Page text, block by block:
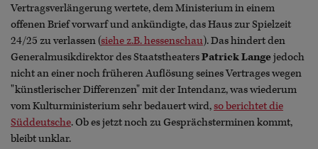
Vertragsverlängerung wertete, dem Ministerium in einem
offenen Brief vorwarf und ankündigte, das Haus zur Spielzeit
24/25 zu verlassen (siehe z.B. hessenschau). Das hindert den
Generalmusikdirektor des StaatstheatersPatrick Langejedoch
nicht an einer noch früheren Auflösung seines Vertrages wegen
"künstlerischer Differenzen" mit der Intendanz, was wiederum
vom Kulturministerium sehr bedauert wird,so berichtet die
Süddeutsche. Ob es jetzt noch zu Gesprächsterminen kommt,
bleibt unklar.